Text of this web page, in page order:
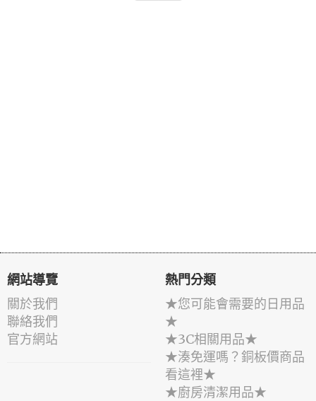
網站導覽
關於我們
聯絡我們
官方網站
熱門分類
★您可能會需要的日用品
★
★3C相關用品★
★湊免運嗎？銅板價商品
看這裡★
★廚房清潔用品★